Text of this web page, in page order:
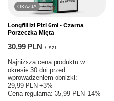
OKAZJA
Longfill Izi Pizi 6ml - Czarna
Porzeczka Mięta
30,99 PLN / szt.
Najniższa cena produktu w
okresie 30 dni przed
wprowadzeniem obniżki:
29,99 PLN +3%
Cena regularna: 35,99 PLN -14%